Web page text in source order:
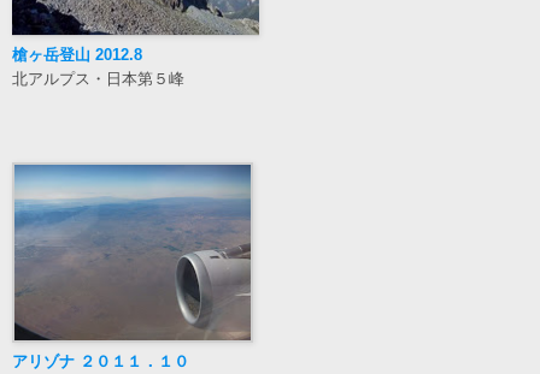
槍ヶ岳登山 2012.8
北アルプス・日本第５峰
アリゾナ ２０１１．１０